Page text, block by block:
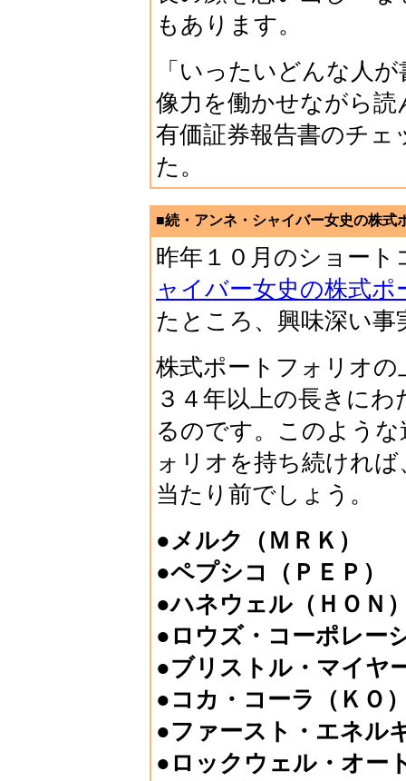
もあります。
「いったいどんな人
像力を働かせながら
有価証券報告書のチ
た。
■続・アンネ・シャイバー女史の株式
昨年１０月のショー
ャイバー女史の株式
たところ、興味深い
株式ポートフォリオの
３４年以上の長きに
るのです。このよう
ォリオを持ち続けれ
当たり前でしょう。
●メルク（ＭＲＫ）
●ペプシコ（ＰＥＰ
●ハネウェル（ＨＯＮ
●ロウズ・コーポレー
●ブリストル・マイヤ
●コカ・コーラ（ＫＯ
●ファースト・エネル
●ロックウェル・オー